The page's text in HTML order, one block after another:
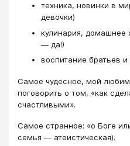
техника, новинки в
девочки)
кулинария, домашнее
— да!)
воспитание братьев
Самое чудесное, мой
поговорить о том, «как
счастливыми».
Самое странное: «о Боге
семья — атеистическая).